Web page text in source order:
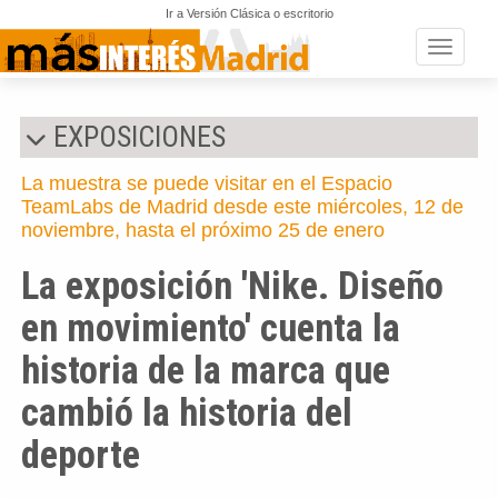
Ir a Versión Clásica o escritorio
Toggle
EXPOSICIONES
La muestra se puede visitar en el Espacio
TeamLabs de Madrid desde este miércoles, 12 de
noviembre, hasta el próximo 25 de enero
La exposición 'Nike. Diseño
en movimiento' cuenta la
historia de la marca que
cambió la historia del
deporte